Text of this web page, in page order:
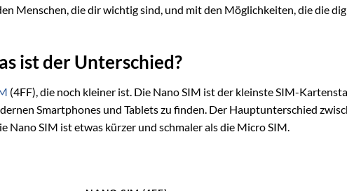
Menschen, die dir wichtig sind, und mit den Möglichkeiten, die die
ist der Unterschied?
(4FF), die noch kleiner ist. Die Nano SIM ist der kleinste SIM-
Smartphones und Tablets zu finden. Der Hauptunterschied
Nano SIM ist etwas kürzer und schmaler als die Micro SIM.